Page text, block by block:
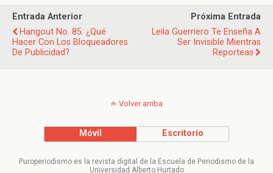
Entrada Anterior
Hangout No. 85: ¿Qué
Hacer Con Los Bloqueadores
De Publicidad?
Próxima Entrada
Leila Guerriero Te Enseña A
Ser Invisible Mientras
Reporteas
Volver arriba
Móvil Escritorio
Puroperiodismo es la revista digital de la Escuela de Periodismo de la
Universidad Alberto Hurtado